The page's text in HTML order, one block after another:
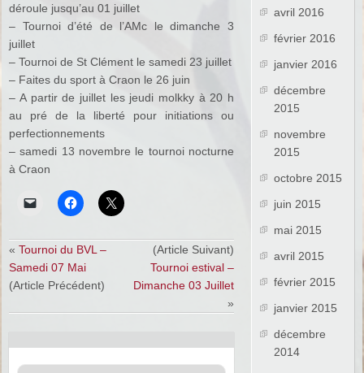
déroule jusqu’au 01 juillet
– Tournoi d’été de l’AMc le dimanche 3
juillet
– Tournoi de St Clément le samedi 23 juillet
– Faites du sport à Craon le 26 juin
– A partir de juillet les jeudi molkky à 20 h
au pré de la liberté pour initiations ou
perfectionnements
– samedi 13 novembre le tournoi nocturne
à Craon
«Tournoi du BVL –
Samedi 07 Mai
(Article Précédent)
(Article Suivant)
Tournoi estival –
Dimanche 03 Juillet
»
avril 2016
février 2016
janvier 2016
décembre
2015
novembre
2015
octobre 2015
juin 2015
mai 2015
avril 2015
février 2015
janvier 2015
décembre
2014